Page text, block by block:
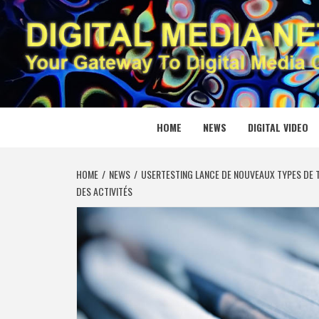
Skip
to
content
YOUR GATEWAY TO DIGITAL MEDIA CREATION
HOME NEWS DIGITAL VIDEO
HOME NEWS
USERTESTING LANCE DE NOUVEAUX TYPES
DES ACTIVITÉS